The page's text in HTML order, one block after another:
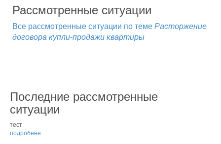
Рассмотренные ситуации
Все рассмотренные ситуации по темеРасторжение
договора купли-продажи квартиры
Последние рассмотренные
ситуации
тест
подробнее